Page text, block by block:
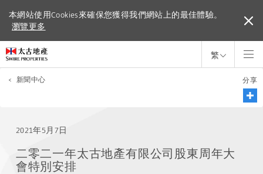
本網站使用Cookies來確保您獲得我們網站上的最佳體驗。
瀏覽更多
本網站使用Cookies來確保您獲得我們網站上的最佳體驗。
瀏覽更多
繁
< 新聞中心 分享
2021年5月7日
二零二一年太古地產有限公司股東周年大
會特別安排